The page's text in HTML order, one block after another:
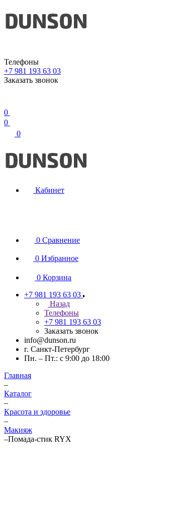
Телефоны
+7 981 193 63 03
Заказать звонок
0
0
0
Кабинет
0 Сравнение
0 Избранное
0 Корзина
+7 981 193 63 03
Назад
Телефоны
+7 981 193 63 03
Заказать звонок
info@dunson.ru
г. Санкт-Петербург
Пн. – Пт.: с 9:00 до 18:00
Главная
–
Каталог
–
Красота и здоровье
–
Макияж
–Помада-стик RYX